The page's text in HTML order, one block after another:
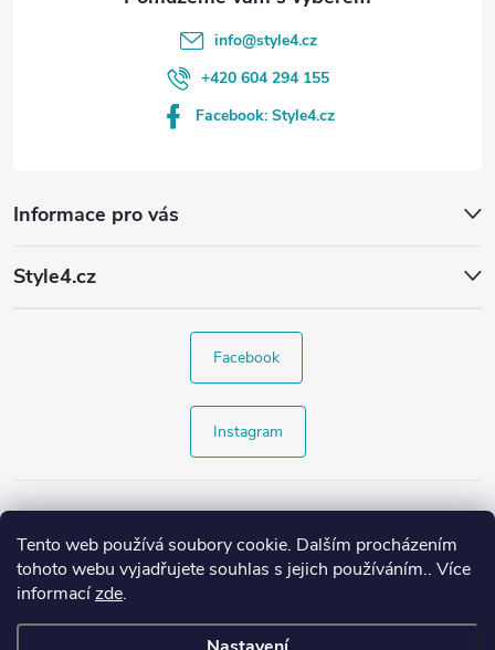
Tento web používá soubory cookie. Dalším procházením
tohoto webu vyjadřujete souhlas s jejich používáním.. Více
informacízde.
Informace pro vás
Style4.cz
info@style4.cz
+420 604 294 155
Facebook: Style4.cz
Facebook
Instagram